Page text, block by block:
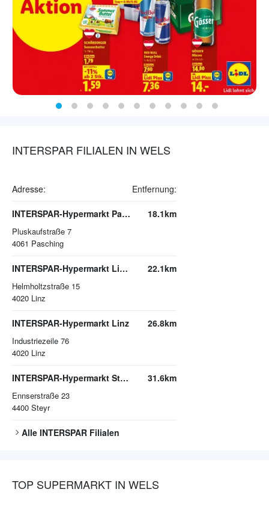
INTERSPAR FILIALEN IN WELS
Adresse: Entfernung:
INTERSPAR-Hypermarkt Pasching, PLUS CITY
Pluskaufstraße 7
4061 Pasching
18.1km
INTERSPAR-Hypermarkt Linz-Wegscheid
Helmholtzstraße 15
4020 Linz
22.1km
INTERSPAR-Hypermarkt Linz
Industriezeile 76
4020 Linz
26.8km
INTERSPAR-Hypermarkt Steyr
Ennserstraße 23
4400 Steyr
31.6km
Alle INTERSPAR Filialen
TOP SUPERMARKT IN WELS